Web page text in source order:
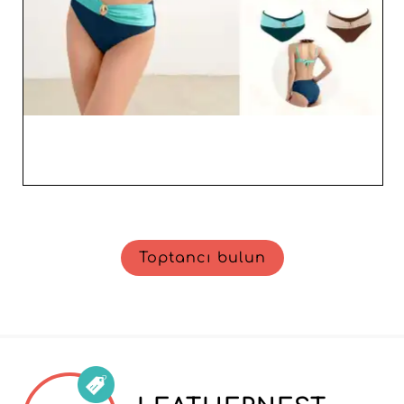
Toptancı bulun